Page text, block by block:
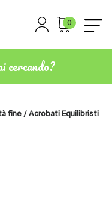
0
cercando?
fine / Acrobati Equilibristi